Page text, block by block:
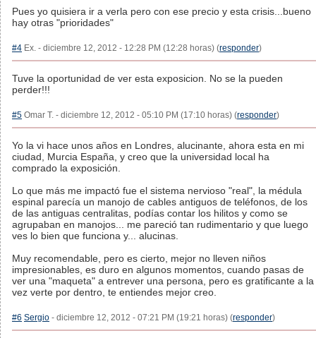
Pues yo quisiera ir a verla pero con ese precio y esta crisis...bueno
hay otras "prioridades"
#4 Ex. - diciembre 12, 2012 - 12:28 PM (12:28 horas) (responder)
Tuve la oportunidad de ver esta exposicion. No se la pueden
perder!!!
#5 Omar T. - diciembre 12, 2012 - 05:10 PM (17:10 horas) (responder)
Yo la vi hace unos años en Londres, alucinante, ahora esta en mi
ciudad, Murcia España, y creo que la universidad local ha
comprado la exposición.
Lo que más me impactó fue el sistema nervioso "real", la médula
espinal parecía un manojo de cables antiguos de teléfonos, de los
de las antiguas centralitas, podías contar los hilitos y como se
agrupaban en manojos... me pareció tan rudimentario y que luego
ves lo bien que funciona y... alucinas.
Muy recomendable, pero es cierto, mejor no lleven niños
impresionables, es duro en algunos momentos, cuando pasas de
ver una "maqueta" a entrever una persona, pero es gratificante a la
vez verte por dentro, te entiendes mejor creo.
#6 Sergio - diciembre 12, 2012 - 07:21 PM (19:21 horas) (responder)